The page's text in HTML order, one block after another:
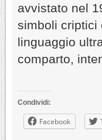
avvistato nel
simboli criptici
linguaggio
comparto,
Condividi:
Facebook